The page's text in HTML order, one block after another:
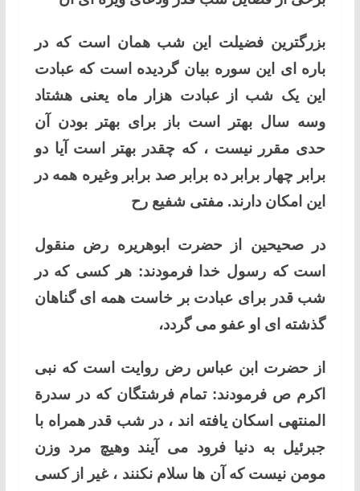
بزرگترین فضیلت این شب همان است که در
باره ای این سوره بیان گردیده است که عبادت
این یک شب از عبادت هزار ماه یعنی هشتاد
وسه سال بهتر است باز برای بهتر بودن آن
حدی مقرر نیست ، که چقدر بهتر است آیا دو
برابر چهار برابر ده برابر صد برابر وغیره همه در
این امکان دارند. مفتی شفیع رح
در صحیحین از حضرت ابوهریره رض منقول
است که رسول خدا فرمودند: هر کسی که در
شب قدر برای عبادت بر خاست همه ای گناهان
گذشته ای او عفو می گردد،
از حضرت ابن عباس رض روایت است که نبی
اکرم ص فرمودند: تمام فرشتگان که در سدرة
المنتهی اسکان یافته اند ، در شب قدر همراه با
جبرئیل به دنیا فرود می آیند وهیچ مرد وزن
مومن نیست که آن ها سلام نکنند ، غیر از کسی